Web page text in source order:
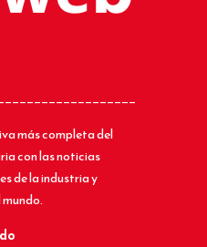
más completa del
con las noticias
de la industria y